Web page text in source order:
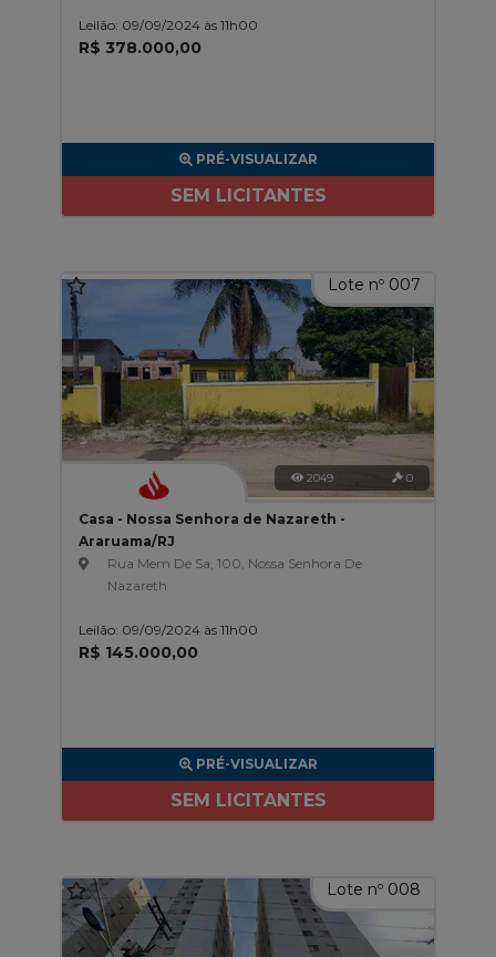
Leilão: 09/09/2024 às 11h00
R$ 378.000,00
PRÉ-VISUALIZAR
SEM LICITANTES
Lote nº 007
2049 0
Casa - Nossa Senhora de Nazareth -
Araruama/RJ
Rua Mem De Sa, 100, Nossa Senhora De
Nazareth
Leilão: 09/09/2024 às 11h00
R$ 145.000,00
PRÉ-VISUALIZAR
SEM LICITANTES
Lote nº 008